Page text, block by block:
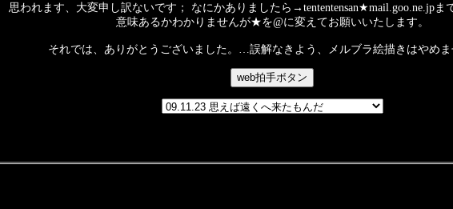
思われます、大変申し訳ないです； なにかありましたら→tententensan★mail.goo.ne.jpま
意味あるかわかりませんが★を@に変えてお願いいたします。
それでは、ありがとうございました。…誤解なきよう、メルブラ絵描きはやめま